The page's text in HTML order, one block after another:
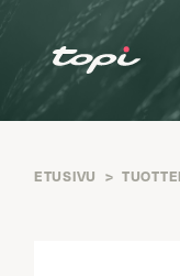
ETUSIVU >